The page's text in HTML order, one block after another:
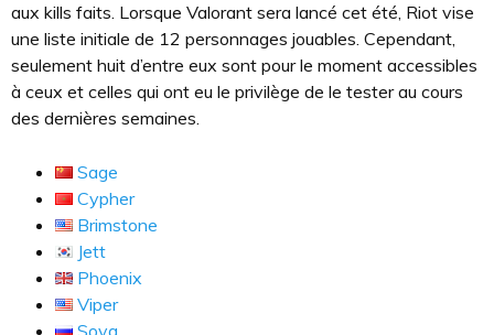
aux kills faits. Lorsque Valorant sera lancé cet été, Riot vise
une liste initiale de 12 personnages jouables. Cependant,
seulement huit d’entre eux sont pour le moment accessibles
à ceux et celles qui ont eu le privilège de le tester au cours
des dernières semaines.
Sage
Cypher
Brimstone
Jett
Phoenix
Viper
Sova